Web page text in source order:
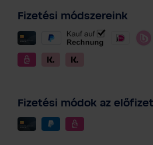
Fizetési módszereink
Fizetési módok az